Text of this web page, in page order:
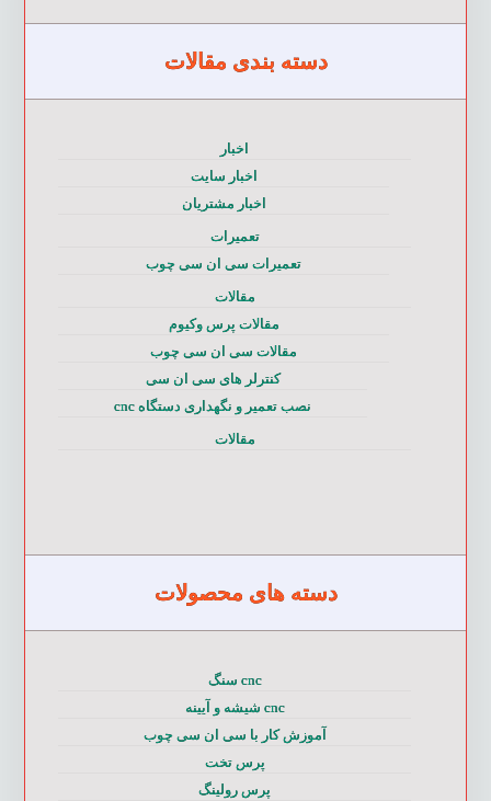
دسته بندی مقالات
اخبار
اخبار سایت
اخبار مشتریان
تعمیرات
تعمیرات سی ان سی چوب
مقالات
مقالات پرس وکیوم
مقالات سی ان سی چوب
کنترلر های سی ان سی
نصب تعمیر و نگهداری دستگاه cnc
مقالات
دسته های محصولات
cnc سنگ
cnc شیشه و آیینه
آموزش کار با سی ان سی چوب
پرس تخت
پرس رولینگ